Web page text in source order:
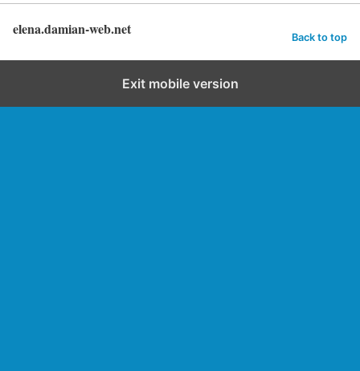
elena.damian-web.net Back to top
Exit mobile version